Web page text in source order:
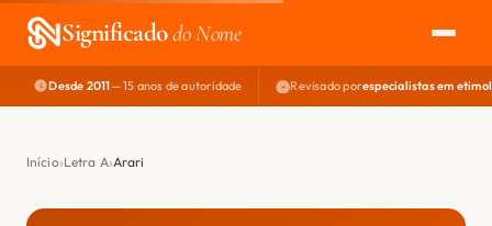
Significadodo Nome
EXPLORAR
NOME PERFEITO
Desde 2011— 15 anos de autoridade Revisado porespecialistas em
Início Letra A Arari